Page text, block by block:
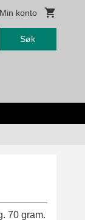
Min konto
Søk
70 gram.